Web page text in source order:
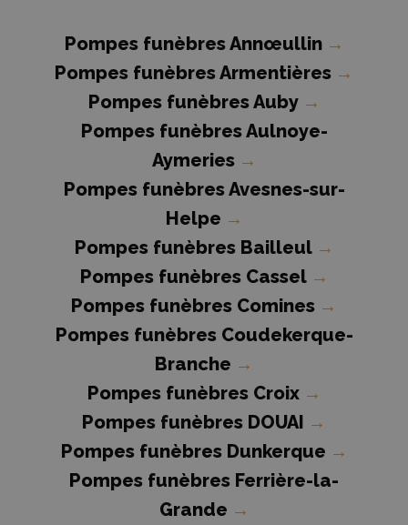
Pompes funèbres Annœullin →
Pompes funèbres Armentières →
Pompes funèbres Auby →
Pompes funèbres Aulnoye-
Aymeries →
Pompes funèbres Avesnes-sur-
Helpe →
Pompes funèbres Bailleul →
Pompes funèbres Cassel →
Pompes funèbres Comines →
Pompes funèbres Coudekerque-
Branche →
Pompes funèbres Croix →
Pompes funèbres DOUAI →
Pompes funèbres Dunkerque →
Pompes funèbres Ferrière-la-
Grande →